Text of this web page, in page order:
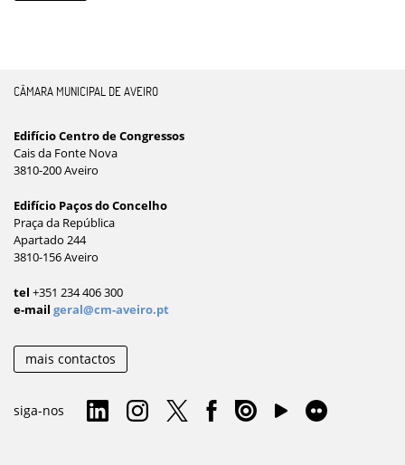
CÂMARA MUNICIPAL DE AVEIRO
Edifício Centro de Congressos
Cais da Fonte Nova
3810-200 Aveiro
Edifício Paços do Concelho
Praça da República
Apartado 244
3810-156 Aveiro
tel +351 234 406 300
e-mail geral@cm-aveiro.pt
mais contactos
siga-nos